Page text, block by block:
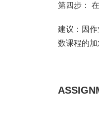
第四步：
建议：因
数课程的